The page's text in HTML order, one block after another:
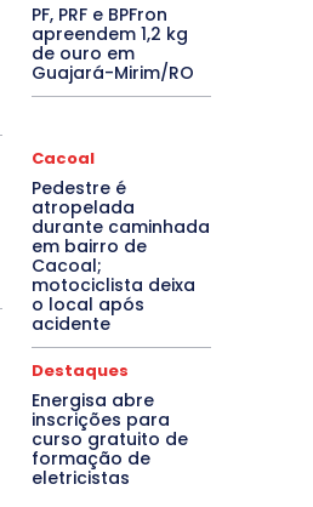
PF, PRF e BPFron
apreendem 1,2 kg
de ouro em
Guajará-Mirim/RO
Cacoal
Pedestre é
atropelada
durante caminhada
em bairro de
Cacoal;
motociclista deixa
o local após
acidente
Destaques
Energisa abre
inscrições para
curso gratuito de
formação de
eletricistas